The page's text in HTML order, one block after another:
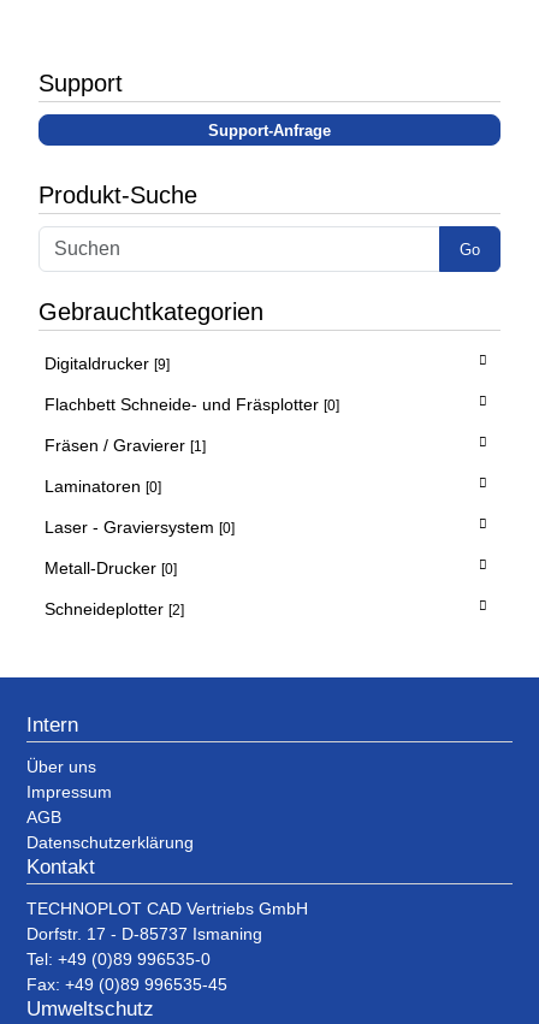
Support
Support-Anfrage
Produkt-Suche
Go
Gebrauchtkategorien
Digitaldrucker [9]
Flachbett Schneide- und Fräsplotter [0]
Fräsen / Gravierer [1]
Laminatoren [0]
Laser - Graviersystem [0]
Metall-Drucker [0]
Schneideplotter [2]
Intern
Über uns
Impressum
AGB
Datenschutzerklärung
Kontakt
TECHNOPLOT CAD Vertriebs GmbH
Dorfstr. 17 - D-85737 Ismaning
Tel: +49 (0)89 996535-0
Fax: +49 (0)89 996535-45
Umweltschutz